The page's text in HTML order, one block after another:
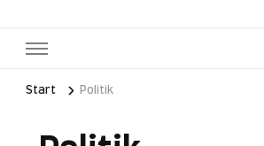
Start Politik